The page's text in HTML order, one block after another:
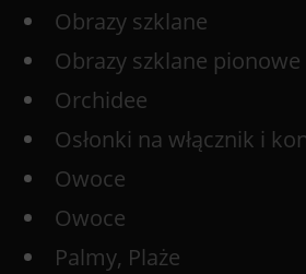
Obrazy szklane
Obrazy szklane pionowe
Orchidee
Osłonki na włącznik i
Owoce
Owoce
Palmy, Plaże